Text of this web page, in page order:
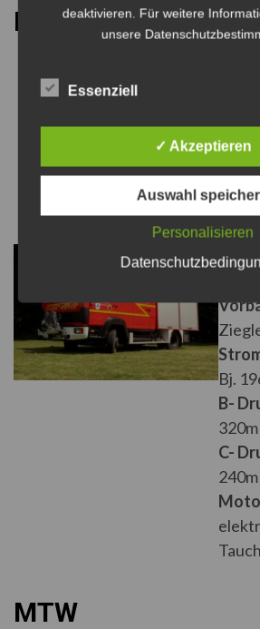
LF8
SE
Bj.
B-
320m
C-
240m
MTW
deaktivieren. Für weitere
unsere
Essenziell
✓ Akzeptieren
Auswahl
Personalisieren